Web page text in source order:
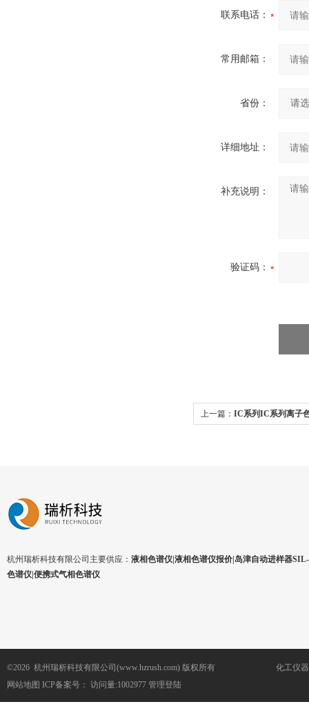
联系电话：
常用邮箱：
省份：
详细地址：
补充说明：
验证码：
上一篇： IC系列IC系列离子
杭州瑞析科技有限公司主要供应： 液相色谱仪|液相色谱仪报价|岛津自动进样器
色谱仪|便携式气相色谱仪
©2026 杭州瑞析科技有限公司(www.hzrush.com) 版权所有
网站地图 ICP备案号： 访问量:1002977 管理登陆
化工仪